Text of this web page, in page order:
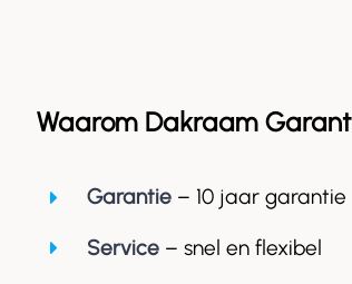
Waarom Dakraam Garant
Garantie– 10 jaar garantie
Service – snel en flexibel